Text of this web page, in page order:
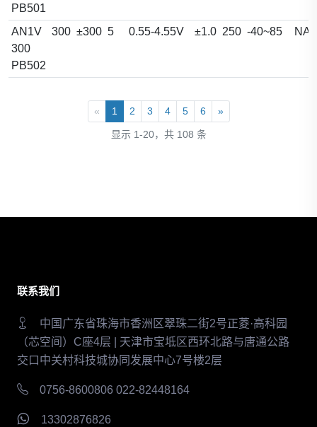
PB501
AN1V
300
PB502
300 ±300 5 0.55-4.55V ±1.0 250 -40~85 NA
« 1 2 3 4 5 6 »
显示 1-20，共 108 条
联系我们
中国广东省珠海市香洲区翠珠二街2号正菱·高科园
（芯空间）C座4层 | 天津市宝坻区西环北路与唐通公路
交口中关村科技城协同发展中心7号楼2层
0756-8600806 022-82448164
13302876826